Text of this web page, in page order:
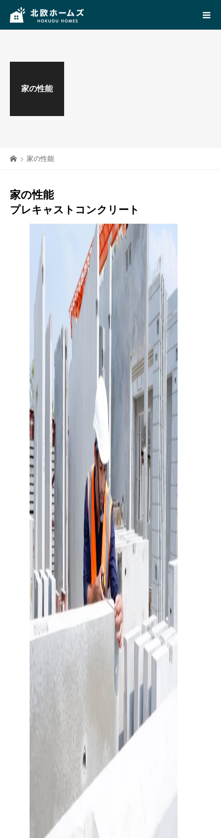
家の性能
家の性能
家の性能
プレキャストコンクリート